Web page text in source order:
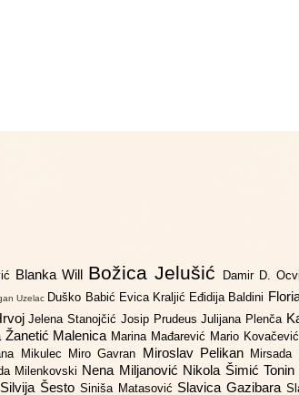
Blanka Will Božica Jelušić Damir D.
Uzelac Duško Babić Evica Kraljić Eđidija Baldini
Jelena Stanojčić Josip PrudeusJulijana Plenča
Žanetić Malenica Marina Mađarević Mario Kovačević
Mikulec Miro Gavran Miroslav Pelikan Mirsada
Milenkovski Nena Miljanović Nikola Šimić Tonin
Silvija Šesto Siniša Matasović Slavica Gazibara